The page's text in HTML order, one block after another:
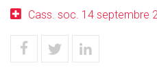
Cass. soc. 14 septembre